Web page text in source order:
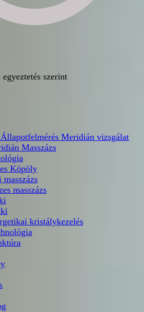
szerint
Meridián vizsgálat
Masszázs
Köpöly
masszázs
kristálykezelés